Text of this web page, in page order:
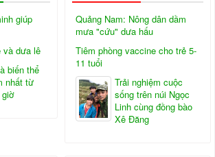
giúp
và dưa lê
biến thể
nhất từ
Quảng Nam: Nông dân dầm
mưa "cứu" dưa hấu
Tiêm phòng vaccine cho trẻ 5-
11 tuổi
Trải nghiệm cuộc
sống trên núi Ngọc
Linh cùng đồng bào
Xê Đăng